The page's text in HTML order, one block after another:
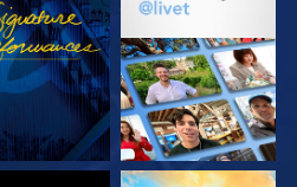
TITTA
UTFORSKA